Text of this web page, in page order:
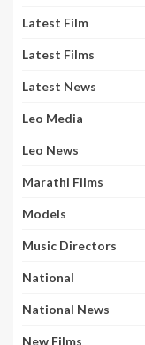
Latest Film
Latest Films
Latest News
Leo Media
Leo News
Marathi Films
Models
Music Directors
National
National News
New Films